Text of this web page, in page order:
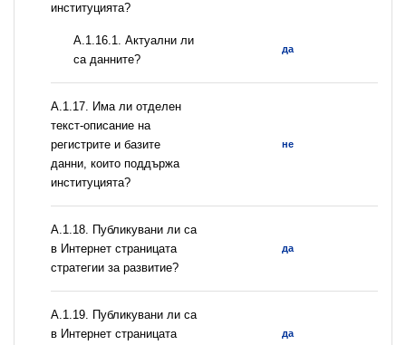
институцията?
A.1.16.1. Актуални ли
са данните?
да
А.1.17. Има ли отделен
текст-описание на
регистрите и базите
данни, които поддържа
институцията?
не
А.1.18. Публикувани ли са
в Интернет страницата
стратегии за развитие?
да
А.1.19. Публикувани ли са
в Интернет страницата
да